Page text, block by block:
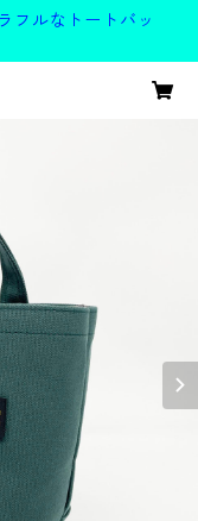
フルなトートバッ